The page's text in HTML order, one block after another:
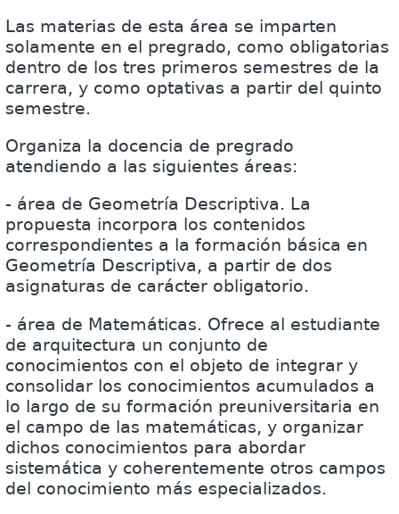
Las materias de esta área se imparten
solamente en el pregrado, como obligatorias
dentro de los tres primeros semestres de la
carrera, y como optativas a partir del quinto
semestre.
Organiza la docencia de pregrado
atendiendo a las siguientes áreas:
- área de Geometría Descriptiva. La
propuesta incorpora los contenidos
correspondientes a la formación básica en
Geometría Descriptiva, a partir de dos
asignaturas de carácter obligatorio.
- área de Matemáticas. Ofrece al estudiante
de arquitectura un conjunto de
conocimientos con el objeto de integrar y
consolidar los conocimientos acumulados a
lo largo de su formación preuniversitaria en
el campo de las matemáticas, y organizar
dichos conocimientos para abordar
sistemática y coherentemente otros campos
del conocimiento más especializados.